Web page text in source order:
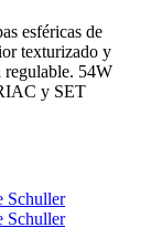
esféricas de
texturizado y
regulable. 54W
y SET